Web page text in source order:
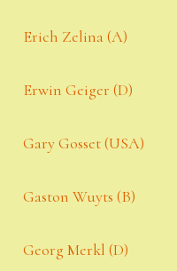
Erich Zelina (A)
Erwin Geiger (D)
Gary Gosset (USA)
Gaston Wuyts (B)
Georg Merkl (D)